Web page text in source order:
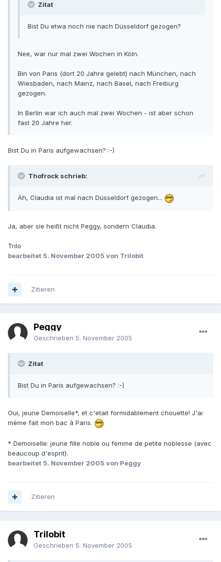
Zitat
Bist Du etwa noch nie nach Düsseldorf gezogen?
Nee, war nur mal zwei Wochen in Köln.
Bin von Paris (dort 20 Jahre gelebt) nach München, nach
Wiesbaden, nach Mainz, nach Basel, nach Freiburg
gezogen.
In Berlin war ich auch mal zwei Wochen - ist aber schon
fast 20 Jahre her.
Bist Du in Paris aufgewachsen? :-)
Thofrock schrieb:
Äh, Claudia ist mal nach Düsseldorf gezogen...
Ja, aber sie heißt nicht Peggy, sondern Claudia.
Trilo
bearbeitet 5. November 2005 von Trilobit
Zitieren
Peggy
Geschrieben 5. November 2005
Zitat
Bist Du in Paris aufgewachsen? :-)
Oui, jeune Demoiselle*, et c'etait formidablement chouette! J'ai
mème fait mon bac à Paris.
* Demoiselle: jeune fille noble ou femme de petite noblesse (avec
beaucoup d'esprit).
bearbeitet 5. November 2005 von Peggy
Zitieren
Trilobit
Geschrieben 5. November 2005